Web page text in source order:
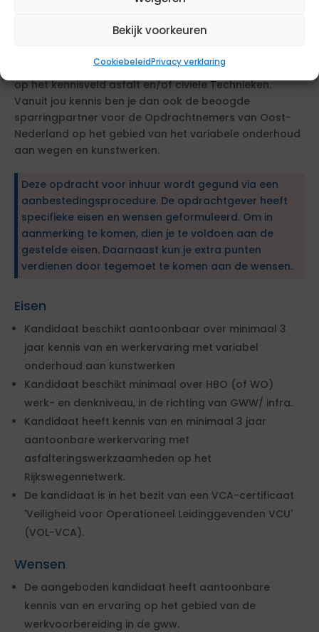
Bekijk voorkeuren
CookiebeleidPrivacy verklaring
Meest essentiële competenties
naar kennis op het gebied van assetmanagement. Er
gebied van grond weg en waterbouw bij de voorkeur is
op het kennisveld asfalt en/of civiele Technieken.
Vanuit jou kennis ben je dan ook de beoogde
sparringpartner voor de Opdrachtnemers van Oost-
Nederland op het gebied van het variabele onderhoud
aan wegen en kunstwerken.
Deze opdracht voor inhuur wordt gegund via een
aanbestedingsprocedure. De opdrachtgever heeft
specifieke eisen en wensen geformuleerd. Om in
aanmerking te komen, dien je te voldoen aan de
gestelde eisen. Daarnaast kun je extra punten
verdienen door tegemoet te komen aan de wensen.
Eisen
Kandidaat beschikt aantoonbaar over minimaal 3
jaar kennis van en werkervaring met variabel
onderhoud aan kunstwerken
Kandidaat beschikt minimaal over HBO (of WO)
werk- en denkniveau, in de richting van GWW/ infra.
Kandidaat heeft kennis van en minimaal 3 jaar
aantoonbare werkervaring met
asfalteringswerkzaamheden op het
Rijkswegennetwerk.
De kandidaat is in het bezit van een VCA-certificaat
'Veiligheid voor Operationeel Leidinggevenden VCU'
(VOL-VCA).
Wensen
De aangeboden kandidaat heeft aantoonbare
kennis van en ervaring op het gebied van de
werkvoorbereiding in de gww.